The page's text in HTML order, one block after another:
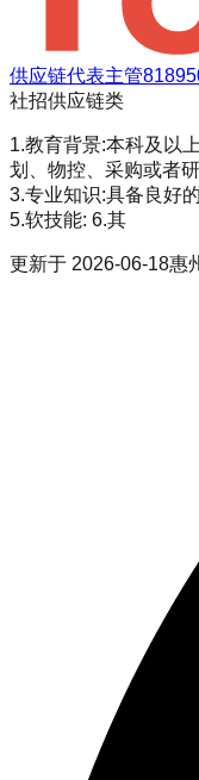
供应链代表主管
社招供应链类
1.教育背景:本科及以
划、物控、采购或者
3.专业知识:具备良好
5.软技能: 6.其
更新于 2026-06-18惠